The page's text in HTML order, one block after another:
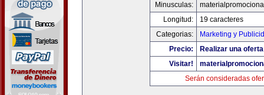
Minusculas:
Longitud:
19 caracteres
Categorias:
Marketing y
Precio:
Realizar una
Visitar!
Serán consideradas